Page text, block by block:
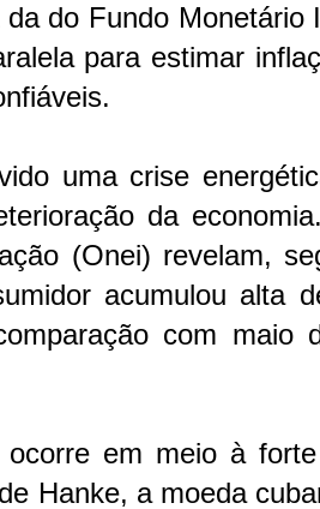
do Fundo Monetário
para estimar
uma crise
da
(Onei) revelam,
acumulou alta
com maio
em meio à
Hanke, a moeda